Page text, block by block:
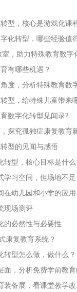
型，核心是游戏化课
化转型，哪些经验值
，助力特殊教育数字
有哪些机遇？
度，分析特殊教育数
型，给特殊儿童带来
数字化转型见闻录?
探究孤独症康复教育
型的见闻与感悟
转型，核心目标是什
学习空间，但场地不
在幼儿园和小学的应用
现场测评
的必然性与必要性
康复教育系统？
转型怎么做，做什么？
面，分析免费学前教
装备展，看课堂教学